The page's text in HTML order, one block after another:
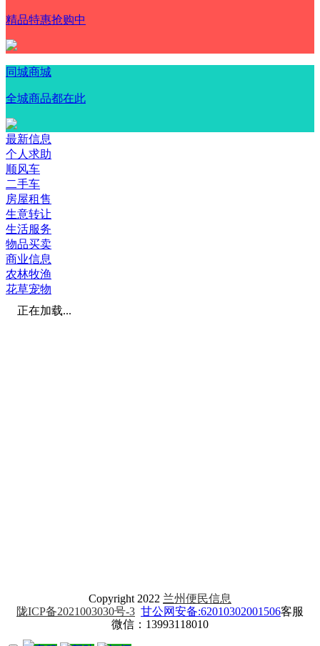
精品特惠抢购中
同城商城
全城商品都在此
最新信息
个人求助
顺风车
二手车
房屋租售
生意转让
生活服务
物品买卖
商业信息
农林牧渔
花草宠物
正在加载...
Copyright 2022 兰州便民信息
陇ICP备2021003030号-3 甘公网安备:62010302001506客服
微信：13993118010